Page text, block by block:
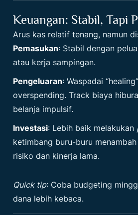
Keuangan: Stabil, Tapi
Arus kas relatif tenang, namun
Pemasukan: Stabil dengan
atau kerja sampingan.
Pengeluaran: Waspadai
overspending. Track biaya
belanja impulsif.
Investasi: Lebih baik melakukan
ketimbang buru-buru
risiko dan kinerja lama.
Quick tip: Coba budgeting
dana lebih kebaca.